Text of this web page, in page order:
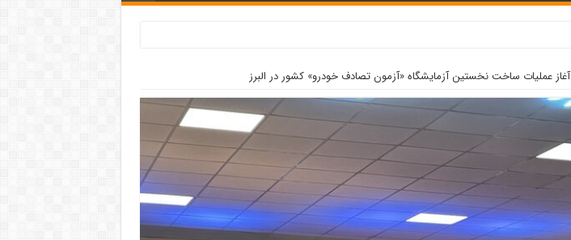
آغاز عملیات ساخت نخستین آزمایشگاه «آزمون تصادف خودرو» کشور در البرز